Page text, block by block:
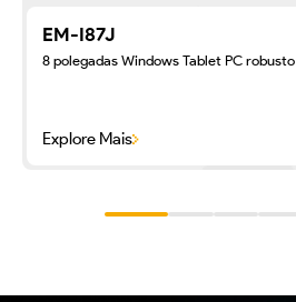
EM-I87J
8 polegadas Windows Tablet PC robusto
Explore Mais